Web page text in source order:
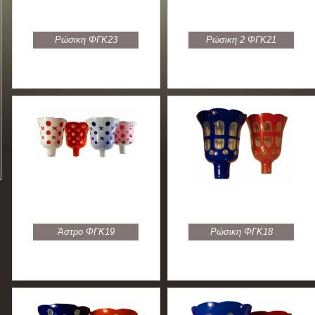
Ρώσικη ΦΓΚ23 Ρώσικη 2 ΦΓΚ21
Άστρο ΦΓΚ19 Ρώσικη ΦΓΚ18